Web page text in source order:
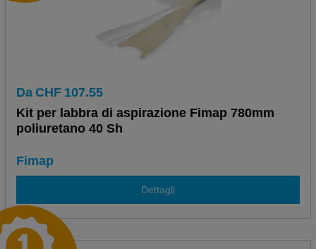
Da CHF 107.55
Kit per labbra di aspirazione Fimap 780mm
poliuretano 40 Sh
Fimap
Dettagli